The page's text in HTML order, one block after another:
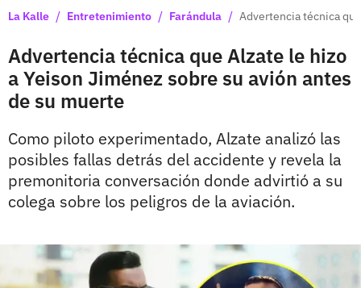
La Kalle / Entretenimiento / Farándula / Advertencia técnica
Advertencia técnica que Alzate le hizo
a Yeison Jiménez sobre su avión antes
de su muerte
Como piloto experimentado, Alzate analizó las
posibles fallas detrás del accidente y revela la
premonitoria conversación donde advirtió a su
colega sobre los peligros de la aviación.